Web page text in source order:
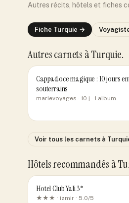
Autres récits, hôtels et fiches
Fiche Turquie →
Autres carnets à Turquie.
Cappadoce magique : 10 jours
souterrains
marievoyages · 10 j · 1 album
Voir tous les carnets à
Hôtels recommandés à
Hotel Club Yali 3*
★★★ · izmir · 5.0/5